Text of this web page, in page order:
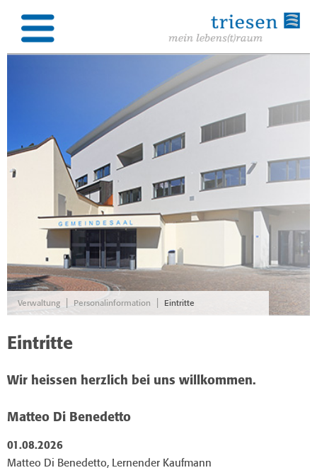
Verwaltung Personalinformation Eintritte
Eintritte
Wir heissen herzlich bei uns willkommen.
Matteo Di Benedetto
01.08.2026
Matteo Di Benedetto, Lernender Kaufmann